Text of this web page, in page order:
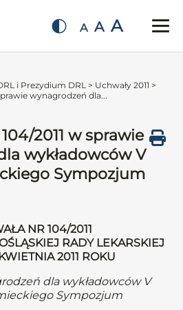
A A A
i Prezydium DRL > Uchwały 2011 >
wynagrodzeń dla...
2011 w sprawie
wykładowców V
Sympozjum
NR 104/2011
RADY LEKARSKIEJ
2011 ROKU
dla wykładowców V
Sympozjum